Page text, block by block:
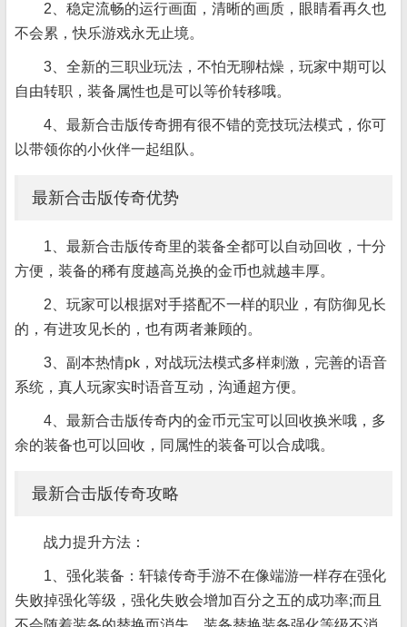
2、稳定流畅的运行画面，清晰的画质，眼睛看再久也
不会累，快乐游戏永无止境。
3、全新的三职业玩法，不怕无聊枯燥，玩家中期可以
自由转职，装备属性也是可以等价转移哦。
4、最新合击版传奇拥有很不错的竞技玩法模式，你可
以带领你的小伙伴一起组队。
最新合击版传奇优势
1、最新合击版传奇里的装备全都可以自动回收，十分
方便，装备的稀有度越高兑换的金币也就越丰厚。
2、玩家可以根据对手搭配不一样的职业，有防御见长
的，有进攻见长的，也有两者兼顾的。
3、副本热情pk，对战玩法模式多样刺激，完善的语音
系统，真人玩家实时语音互动，沟通超方便。
4、最新合击版传奇内的金币元宝可以回收换米哦，多
余的装备也可以回收，同属性的装备可以合成哦。
最新合击版传奇攻略
战力提升方法：
1、强化装备：轩辕传奇手游不在像端游一样存在强化
失败掉强化等级，强化失败会增加百分之五的成功率;而且